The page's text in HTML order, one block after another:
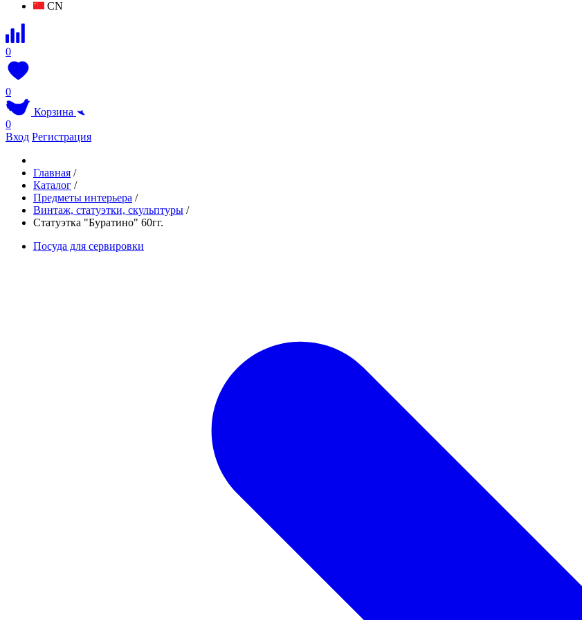
CN
0
0
Корзина
0
Вход Регистрация
Главная /
Каталог /
Предметы интерьера /
Винтаж, статуэтки, скульптуры /
Статуэтка "Буратино" 60гг.
Посуда для сервировки